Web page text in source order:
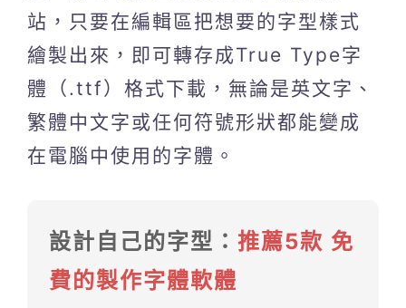
站，只要在編輯區把想要的字型樣式
繪製出來，即可轉存成True Type字
體（.ttf）格式下載，無論是英文字、
繁體中文字或任何符號形狀都能變成
在電腦中使用的字體。
設計自己的字型： 推薦5款 免
費的製作字體軟體